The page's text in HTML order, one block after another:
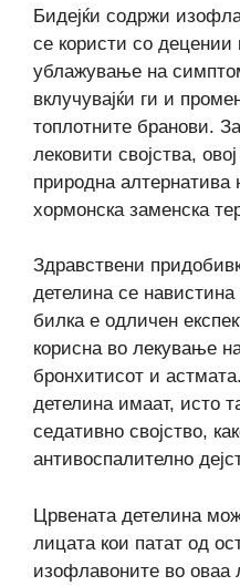
Бидејќи содржи
се користи со децении
ублажување на
вклучувајќи ги и
топлотните бранови.
лековити својства,
природна алтернатива
хормонска заменска
Здравствени
детелина се
билка е одличен
корисна во лекување
бронхитисот и
детелина имаат, исто
седативно својство,
антивоспалително
Црвената детелина
лицата кои патат од
изофлавоните во оваа